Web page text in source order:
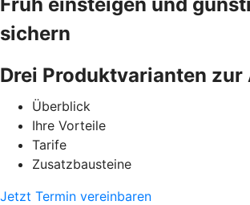
sichern
Drei Produktvarianten zur
Überblick
Ihre Vorteile
Tarife
Zusatzbausteine
Jetzt Termin vereinbaren